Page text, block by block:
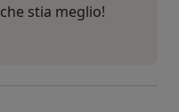
stia meglio!